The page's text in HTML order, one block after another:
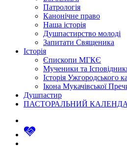
Патрологія
Канонічне право
Наша історія
Душпастирство молоді
Запитати Священика
Історія
Єпископи МГКЄ
Мученики та
Історія Ужгородського
Ікона Мукачівської
Душпастир
ПАСТОРАЛЬНИЙ